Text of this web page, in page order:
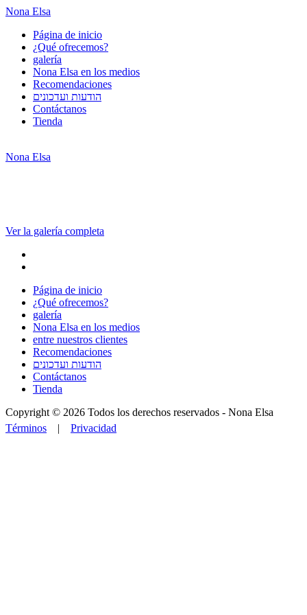
Nona Elsa
Página de inicio
¿Qué ofrecemos?
galería
Nona Elsa en los medios
Recomendaciones
הודעות ועדכונים
Contáctanos
Tienda
Nona Elsa
Ver la galería completa
Página de inicio
¿Qué ofrecemos?
galería
Nona Elsa en los medios
entre nuestros clientes
Recomendaciones
הודעות ועדכונים
Contáctanos
Tienda
Copyright © 2026 Todos los derechos reservados - Nona Elsa
Términos | Privacidad